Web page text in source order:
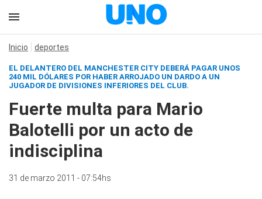
Inicio deportes
EL DELANTERO DEL MANCHESTER CITY DEBERÁ PAGAR UNOS
240 MIL DÓLARES POR HABER ARROJADO UN DARDO A UN
JUGADOR DE DIVISIONES INFERIORES DEL CLUB.
Fuerte multa para Mario
Balotelli por un acto de
indisciplina
31 de marzo 2011 - 07:54hs